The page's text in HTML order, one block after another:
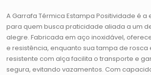
A Garrafa Térmica Estampa Positividade é a
para quem busca praticidade aliada a um
alegre. Fabricada em aço inoxidável,
e resistência, enquanto sua tampa de rosca
resistente com alça facilita o transporte e
segura, evitando vazamentos. Com